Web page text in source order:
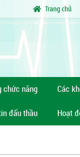
Trang chủ
chức năng Các
đấu thầu Hoạt